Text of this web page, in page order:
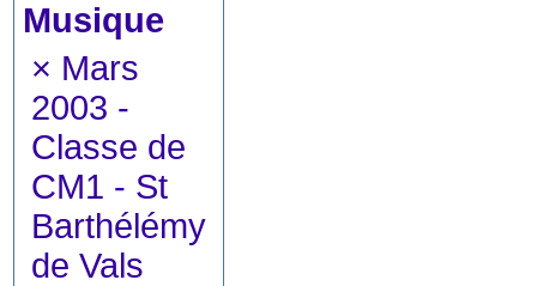
Musique
× Mars
2003 -
Classe de
CM1 - St
Barthélémy
de Vals